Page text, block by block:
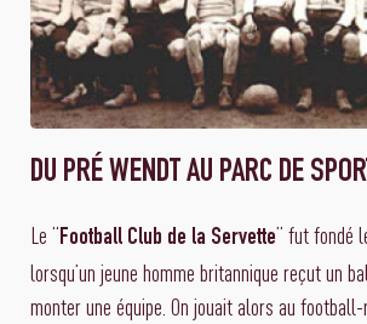
DU PRÉ WENDT AU PARC DE
Le “Football Club de la Servette” fut fondé
lorsqu’un jeune homme britannique reçut un
monter une équipe. On jouait alors au